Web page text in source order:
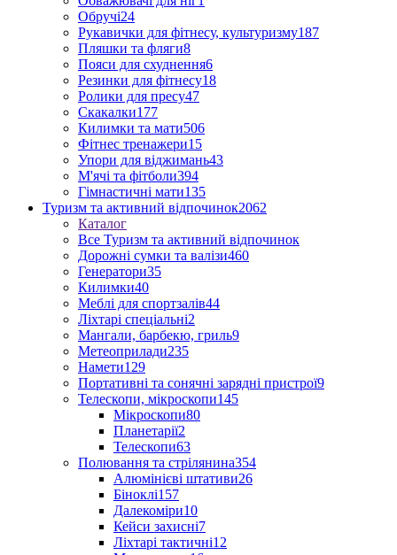
Обручі24
Рукавички для фітнесу, культуризму187
Пляшки та фляги8
Пояси для схуднення6
Резинки для фітнесу18
Ролики для пресу47
Скакалки177
Килимки та мати506
Фітнес тренажери15
Упори для віджимань43
М'ячі та фітболи394
Гімнастичні мати135
Туризм та активний відпочинок2062
Каталог
Все Туризм та активний відпочинок
Дорожні сумки та валізи460
Генератори35
Килимки40
Меблі для спортзалів44
Ліхтарі спеціальні2
Мангали, барбекю, гриль9
Метеоприлади235
Намети129
Портативні та сонячні зарядні пристрої9
Телескопи, мікроскопи145
Мікроскопи80
Планетарії2
Телескопи63
Полювання та стрілянина354
Алюмінієві штативи26
Біноклі157
Далекоміри10
Кейси захисні7
Ліхтарі тактичні12